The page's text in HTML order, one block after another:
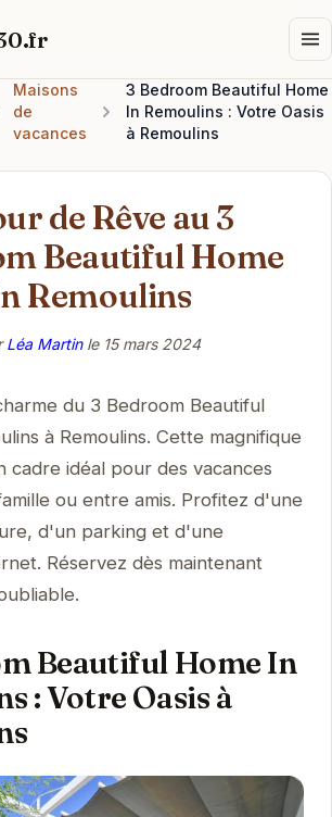
Maisons
de
vacances
3 Bedroom Beautiful Home
In Remoulins : Votre Oasis
à Remoulins
de Rêve au 3
Beautiful Home
Remoulins
Léa Martinle 15 mars 2024
du 3 Bedroom Beautiful
à Remoulins. Cette magnifique
cadre idéal pour des vacances
ou entre amis. Profitez d'une
d'un parking et d'une
Réservez dès maintenant
Beautiful Home In
: Votre Oasis à